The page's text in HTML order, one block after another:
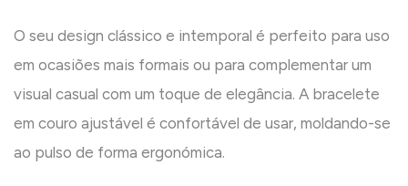
O seu design clássico e intemporal é perfeito para uso
em ocasiões mais formais ou para complementar um
visual casual com um toque de elegância. A bracelete
em couro ajustável é confortável de usar, moldando-se
ao pulso de forma ergonómica.